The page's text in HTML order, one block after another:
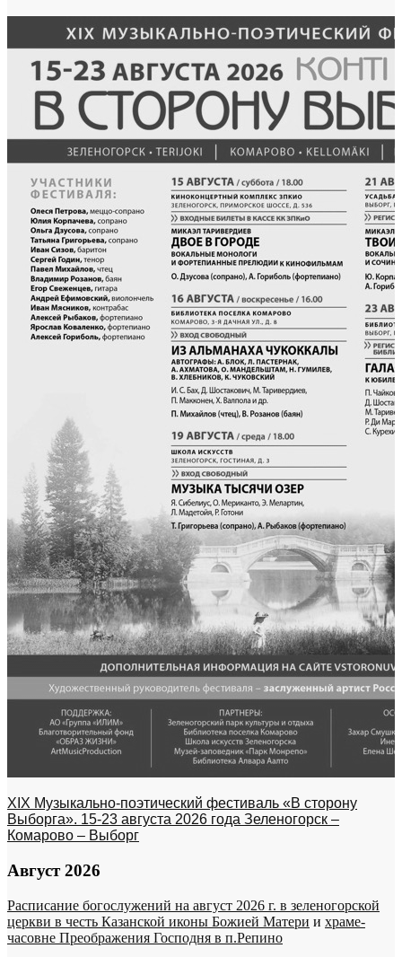
XIX Музыкально-поэтический фестиваль «В сторону
Выборга». 15-23 августа 2026 года Зеленогорск –
Комарово – Выборг
Август 2026
Расписание богослужений на август 2026 г. в зеленогорской
церкви в честь Казанской иконы Божией Матери и храме-
часовне Преображения Господня в п.Репино